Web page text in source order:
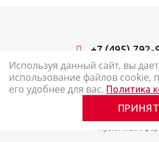
+7 (495) 792-
2026 © Наш Карандаш: интернет-
Карта сайта
Используя данный сайт, вы
использование файлов cookie,
его удобнее для вас. Политика